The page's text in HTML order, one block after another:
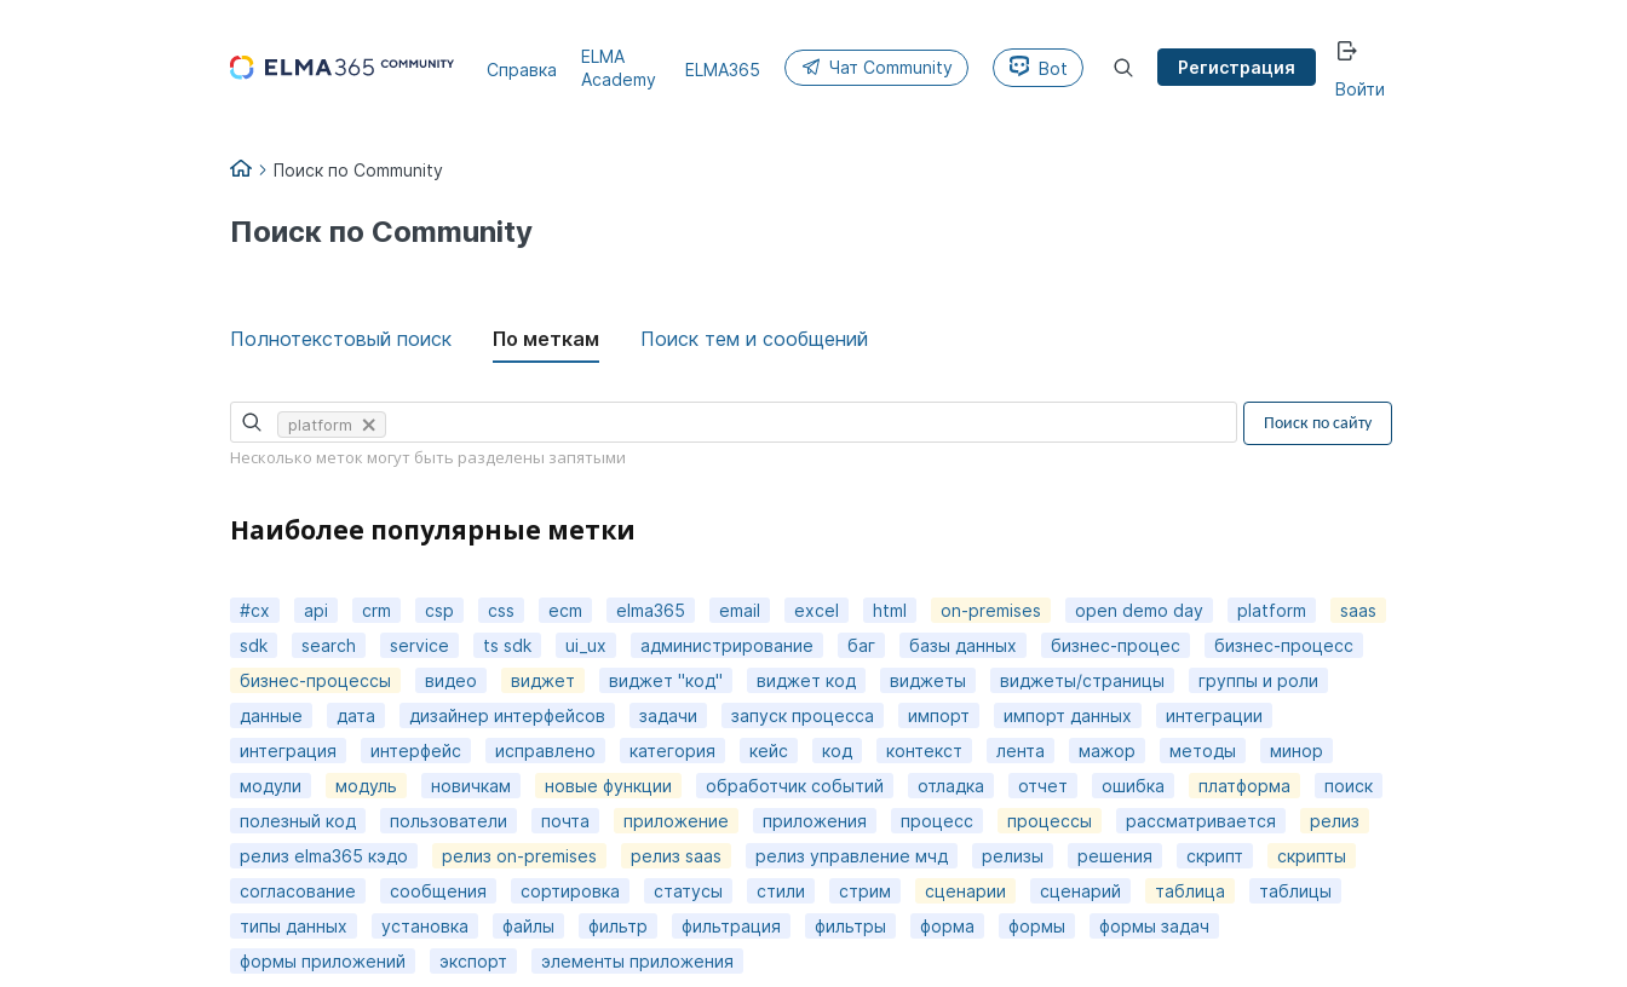
Справка
ELMA
Academy
ELMA365 Чат Community Bot
Регистрация
Войти
Поиск по Community
Поиск по Community
Полнотекстовый поиск По меткам Поиск тем и сообщений
platform
Несколько меток могут быть разделены запятыми
Наиболее популярные метки
#cx api crm csp css ecm elma365 email excel html on-premises open demo day platform
saas
sdk
search service ts sdk ui_ux администрирование баг базы данных бизнес-процес
бизнес-процесс
бизнес-процессы
видео виджет виджет "код" виджет код виджеты виджеты/страницы
группы и роли
данные
дата дизайнер интерфейсов задачи запуск процесса импорт импорт данных
интеграции
интеграция
интерфейс исправлено категория кейс код контекст лента мажор методы
минор
модули
модуль новичкам новые функции обработчик событий отладка отчет ошибка платформа
поиск
полезный код
пользователи почта приложение приложения процесс процессы рассматривается
релиз
релиз elma365 кэдо
релиз on-premises релиз saas релиз управление мчд релизы решения скрипт
скрипты
согласование
сообщения сортировка статусы стили стрим сценарии сценарий таблица
таблицы
типы данных
установка файлы фильтр фильтрация фильтры форма формы
формы задач
формы приложений
экспорт элементы приложения